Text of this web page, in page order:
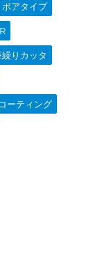
ボアタイプ
繰りカッタ
コーティング